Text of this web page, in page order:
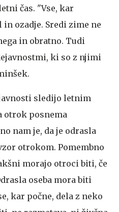
čas. "Vse, kar
ozadje. Sredi zime ne
in obratno. Tudi
ki so z njimi
sledijo letnim
otrok posnema
nam je, da je odrasla
otrokom. Pomembno
morajo otroci biti, če
oseba mora biti
kar počne, dela z neko